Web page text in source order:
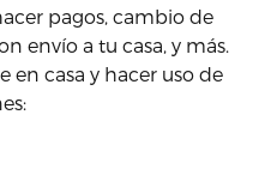
pagos, cambio de
envío a tu casa, y más.
en casa y hacer uso de